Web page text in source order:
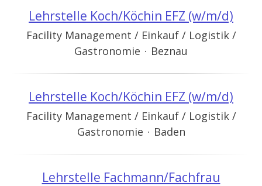
Lehrstelle Koch/Köchin EFZ (w/m/d)
Facility Management / Einkauf / Logistik /
Gastronomie · Beznau
Lehrstelle Koch/Köchin EFZ (w/m/d)
Facility Management / Einkauf / Logistik /
Gastronomie · Baden
Lehrstelle Fachmann/Fachfrau